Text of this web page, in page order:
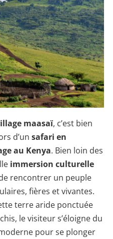
maasaï, c’est bien
d’un safari en
au Kenya. Bien loin des
immersion culturelle
rencontrer un peuple
fières et vivantes.
terre aride ponctuée
le visiteur s’éloigne du
pour se plonger